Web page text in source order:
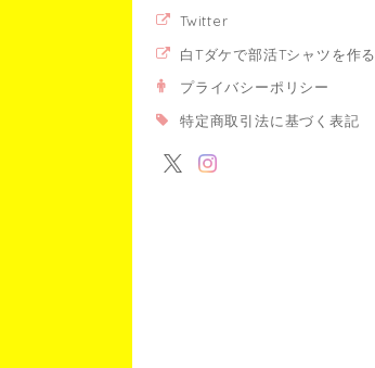
Twitter
白Tダケで部活Tシャツを作る
プライバシーポリシー
特定商取引法に基づく表記